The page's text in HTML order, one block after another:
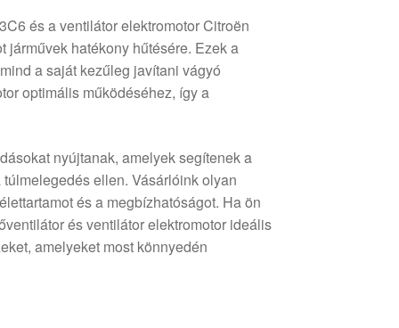
és a ventilátor elektromotor Citroën
hatékony hűtésére. Ezek a
a saját kezűleg javítani vágyó
optimális működéséhez, így a
nyújtanak, amelyek segítenek a
ellen. Vásárlóink olyan
és a megbízhatóságot. Ha ön
és ventilátor elektromotor ideális
amelyeket most könnyedén